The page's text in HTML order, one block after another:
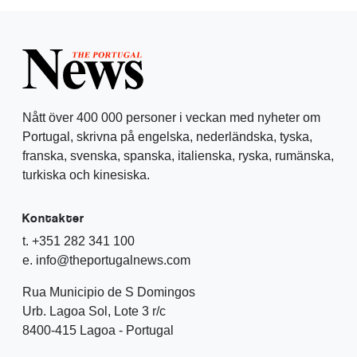
Nått över 400 000 personer i veckan med nyheter om
Portugal, skrivna på engelska, nederländska, tyska,
franska, svenska, spanska, italienska, ryska, rumänska,
turkiska och kinesiska.
Kontakter
t. +351 282 341 100
e. info@theportugalnews.com
Rua Municipio de S Domingos
Urb. Lagoa Sol, Lote 3 r/c
8400-415 Lagoa - Portugal